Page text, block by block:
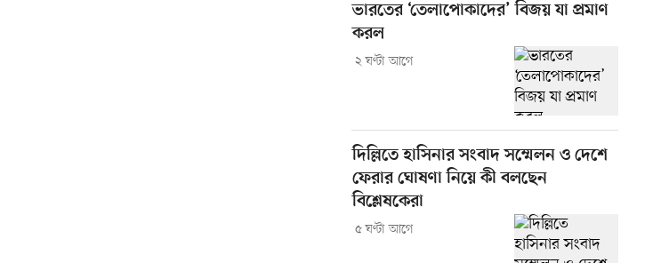
ভারতের ‘তেলাপোকাদের’ বিজয় যা প্রমাণ
করল
২ ঘণ্টা আগে
দিল্লিতে হাসিনার সংবাদ সম্মেলন ও দেশে
ফেরার ঘোষণা নিয়ে কী বলছেন
বিশ্লেষকেরা
৫ ঘণ্টা আগে